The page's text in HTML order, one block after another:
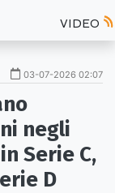
VIDEO
03-07-2026 02:07
negli
Serie C,
D